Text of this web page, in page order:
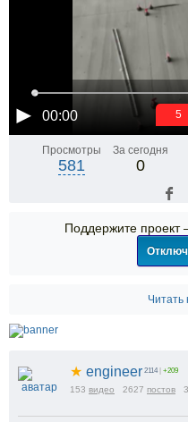
00:00 5
Просмотры
581
За сегодня
0
Поддержите проект
Читать
★ engineer 2114 | +209
153 видео 2627 постов 3